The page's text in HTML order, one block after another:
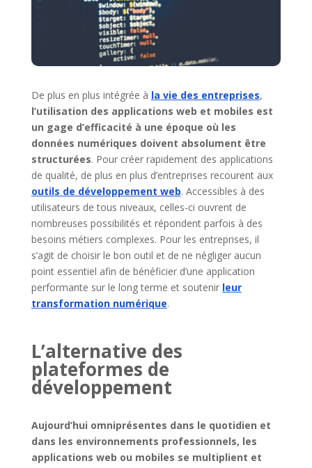
De plus en plus intégrée à la vie des entreprises,
l’utilisation des applications web et mobiles est
un gage d’efficacité à une époque où les
données numériques doivent absolument être
structurées. Pour créer rapidement des applications
de qualité, de plus en plus d’entreprises recourent aux
outils de développement web. Accessibles à des
utilisateurs de tous niveaux, celles-ci ouvrent de
nombreuses possibilités et répondent parfois à des
besoins métiers complexes. Pour les entreprises, il
s’agit de choisir le bon outil et de ne négliger aucun
point essentiel afin de bénéficier d’une application
performante sur le long terme et soutenir leur
transformation numérique.
L’alternative des
plateformes de
développement
Aujourd’hui omniprésentes dans le quotidien et
dans les environnements professionnels, les
applications web ou mobiles se multiplient et